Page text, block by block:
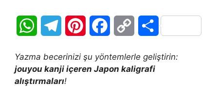
W
a
t
l
e
n c p
S
Yazma becerinizi şu yöntemlerle geliştirin:
jouyou kanji içeren Japon kaligrafi
alıştırmaları!